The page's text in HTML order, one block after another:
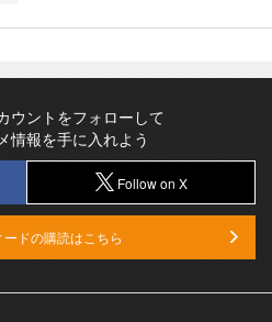
ウントをフォローして
情報を手に入れよう
Follow on X
ドの購読はこちら